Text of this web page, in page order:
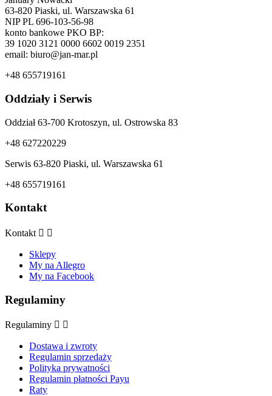
63-820 Piaski, ul. Warszawska 61
NIP PL 696-103-56-98
konto bankowe PKO BP:
39 1020 3121 0000 6602 0019 2351
email: biuro@jan-mar.pl
+48 655719161
Oddziały i Serwis
Oddział 63-700 Krotoszyn, ul. Ostrowska 83
+48 627220229
Serwis 63-820 Piaski, ul. Warszawska 61
+48 655719161
Kontakt
Kontakt  
Sklepy
My na Allegro
My na Facebook
Regulaminy
Regulaminy  
Dostawa i zwroty
Regulamin sprzedaży
Polityka prywatności
Regulamin płatności Payu
Raty